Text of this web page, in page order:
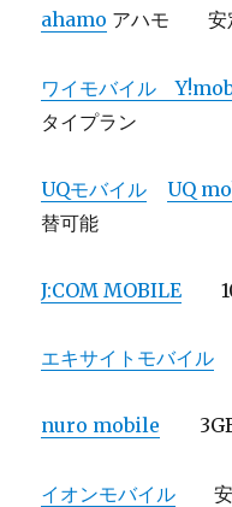
ahamo アハモ 安
ワイモバイル
タイプラン
UQモバイル UQ
替可能
J:COM MOBILE
エキサイトモバイル
nuro mobile 3GB
イオンモバイル 安